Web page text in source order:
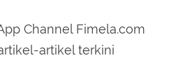
Channel Fimela.com
artikel terkini